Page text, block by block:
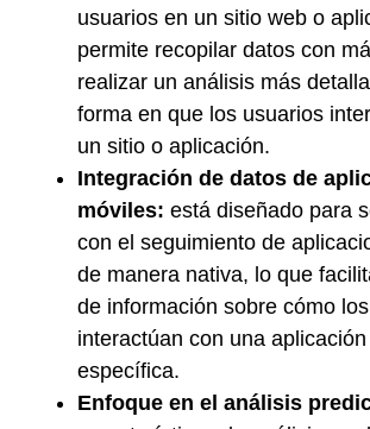
usuarios en un sitio web o
permite recopilar datos con
realizar un análisis más
forma en que los usuarios
un sitio o aplicación.
Integración de datos de
móviles: está diseñado para
con el seguimiento de
de manera nativa, lo que
de información sobre cómo
interactúan con una aplicación
específica.
Enfoque en el análisis